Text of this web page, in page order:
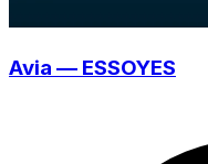
Avia — ESSOYES